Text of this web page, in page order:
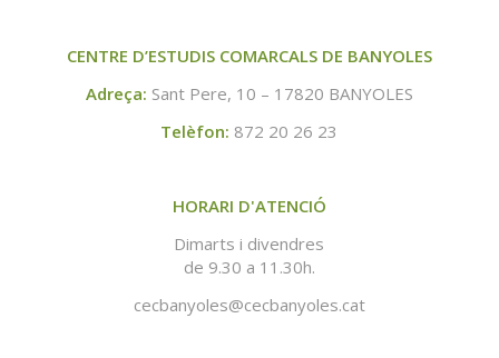
CENTRE D’ESTUDIS COMARCALS DE BANYOLES
Adreça: Sant Pere, 10 – 17820 BANYOLES
Telèfon: 872 20 26 23
HORARI D'ATENCIÓ
Dimarts i divendres
de 9.30 a 11.30h.
cecbanyoles@cecbanyoles.cat